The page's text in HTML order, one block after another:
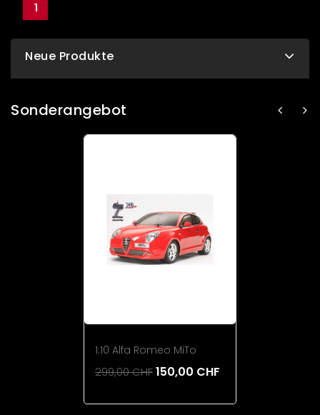
1
Neue Produkte
Sonderangebot
1:10 Alfa Romeo MiTo
299,00 CHF150,00 CHF